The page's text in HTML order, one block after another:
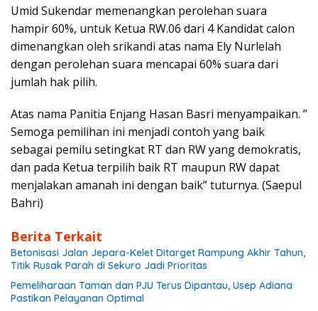
Umid Sukendar memenangkan perolehan suara
hampir 60%, untuk Ketua RW.06 dari 4 Kandidat calon
dimenangkan oleh srikandi atas nama Ely Nurlelah
dengan perolehan suara mencapai 60% suara dari
jumlah hak pilih.
Atas nama Panitia Enjang Hasan Basri menyampaikan. ”
Semoga pemilihan ini menjadi contoh yang baik
sebagai pemilu setingkat RT dan RW yang demokratis,
dan pada Ketua terpilih baik RT maupun RW dapat
menjalakan amanah ini dengan baik” tuturnya. (Saepul
Bahri)
Berita Terkait
Betonisasi Jalan Jepara-Kelet Ditarget Rampung Akhir Tahun,
Titik Rusak Parah di Sekuro Jadi Prioritas
Pemeliharaan Taman dan PJU Terus Dipantau, Usep Adiana
Pastikan Pelayanan Optimal